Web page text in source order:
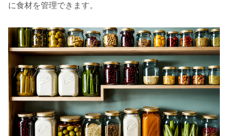
に食材を管理できます。